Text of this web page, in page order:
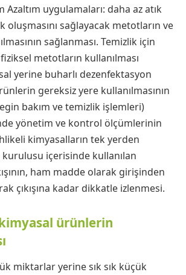
Azaltım uygulamaları: daha az atık
oluşmasını sağlayacak metotların ve
sağlanması. Temizlik için
metotların kullanılması
yerine buharlı dezenfektasyon
gereksiz yere kullanılmasının
bakım ve temizlik işlemleri)
yönetim ve kontrol ölçümlerinin
kimyasalların tek yerden
kurulusu içerisinde kullanılan
ham madde olarak girişinden
çıkışına kadar dikkatle izlenmesi.
ürünlerin
miktarlar yerine sık sık küçük